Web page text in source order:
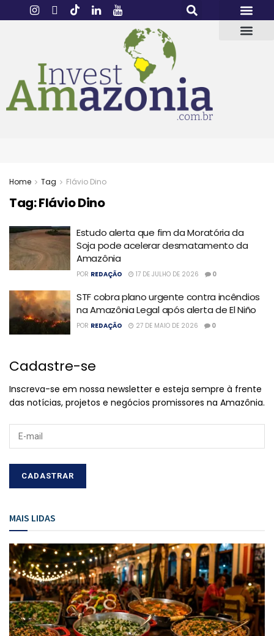
Home Tag Flávio Dino
Tag:Flávio Dino
Estudo alerta que fim da Moratória da
Soja pode acelerar desmatamento da
Amazônia
POR REDAÇÃO 17 DE JULHO DE 2026 0
STF cobra plano urgente contra incêndios
na Amazônia Legal após alerta de El Niño
POR REDAÇÃO 27 DE MAIO DE 2026 0
Cadastre-se
Inscreva-se em nossa newsletter e esteja sempre à frente
das notícias, projetos e negócios promissores na Amazônia.
MAIS LIDAS